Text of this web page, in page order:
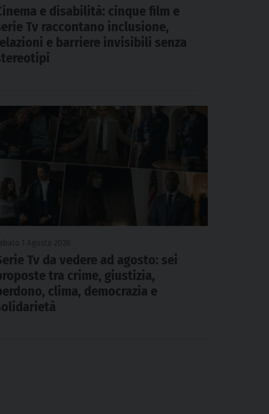
e disabilità: cinque film e
Tv raccontano inclusione,
e barriere invisibili senza
Tv da vedere ad agosto: sei
tra crime, giustizia,
clima, democrazia e